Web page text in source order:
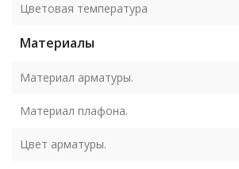
Цветовая температура
Материалы
Материал арматуры.
Материал плафона.
Цвет арматуры.